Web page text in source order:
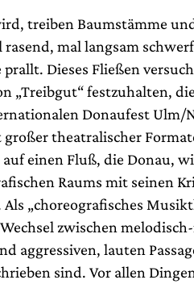
treiben Baumstämme
mal langsam
Dieses Fließen
„Treibgut“ festzuhalten,
Donaufest Ulm/
theatralischer
einen Fluß, die Donau,
Raums mit seinen
„choreografisches
zwischen
aggressiven, lauten
sind. Vor allen